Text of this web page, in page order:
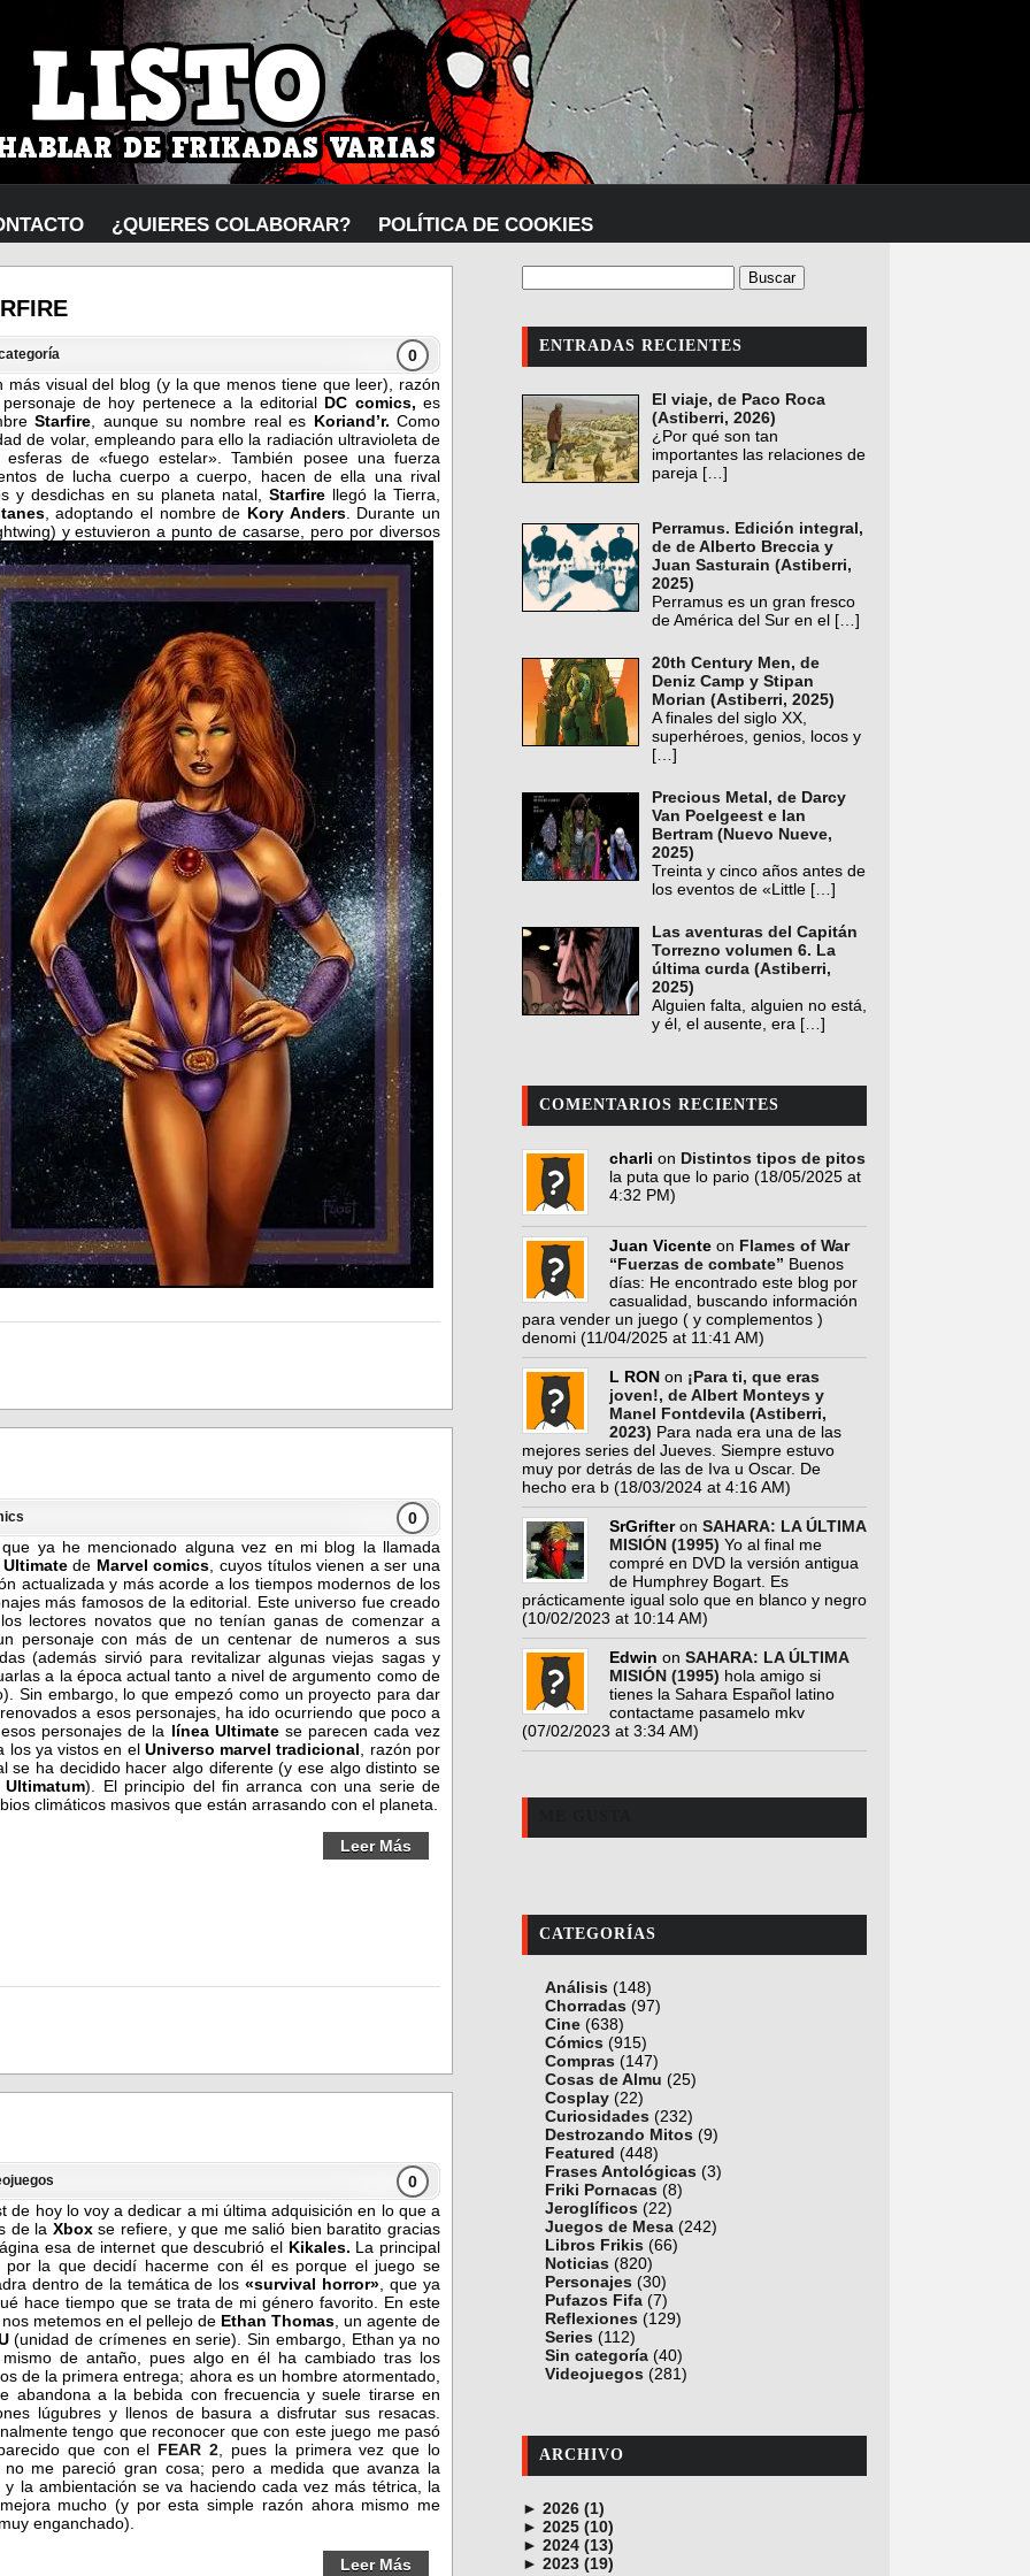
¿QUIERES COLABORAR? POLÍTICA DE COOKIES
0
visual del blog (y la que menos tiene que leer), razón
de hoy pertenece a la editorial DC comics,es
Starfire, aunque su nombre real es Koriand’r.Como
de volar, empleando para ello la radiación ultravioleta de
de «fuego estelar». También posee una fuerza
de lucha cuerpo a cuerpo, hacen de ella una rival
y desdichas en su planeta natal, Starfire llegó la Tierra,
, adoptando el nombre de Kory Anders. Durante un
y estuvieron a punto de casarse, pero por diversos
0
ya he mencionado alguna vez en mi blog la llamada
de Marvel comics , cuyos títulos vienen a ser una
actualizada y más acorde a los tiempos modernos de los
más famosos de la editorial. Este universo fue creado
lectores novatos que no tenían ganas de comenzar a
personaje con más de un centenar de numeros a sus
(además sirvió para revitalizar algunas viejas sagas y
a la época actual tanto a nivel de argumento como de
Sin embargo, lo que empezó como un proyecto para dar
a esos personajes, ha ido ocurriendo que poco a
personajes de la línea Ultimate se parecen cada vez
los ya vistos en el Universo marvel tradicional , razón por
se ha decidido hacer algo diferente (y ese algo distinto se
Ultimatum). El principio del fin arranca con una serie de
climáticos masivos que están arrasando con el planeta.
Leer Más
0
de hoy lo voy a dedicar a mi última adquisición en lo que a
de la Xboxse refiere, y que me salió bien baratito gracias
esa de internet que descubrió el Kikales. La principal
por la que decidí hacerme con él es porque el juego se
dentro de la temática de los«survival horror», que ya
hace tiempo que se trata de mi género favorito. En este
metemos en el pellejo de Ethan Thomas, un agente de
(unidad de crímenes en serie). Sin embargo, Ethan ya no
de antaño, pues algo en él ha cambiado tras los
de la primera entrega; ahora es un hombre atormentado,
abandona a la bebida con frecuencia y suele tirarse en
lúgubres y llenos de basura a disfrutar sus resacas.
tengo que reconocer que con este juego me pasó
que con el FEAR 2, pues la primera vez que lo
no me pareció gran cosa; pero a medida que avanza la
y la ambientación se va haciendo cada vez más tétrica, la
mucho (y por esta simple razón ahora mismo me
enganchado).
Leer Más
ENTRADAS RECIENTES
El viaje, de Paco Roca
(Astiberri, 2026)
¿Por qué son tan
importantes las relaciones de
pareja […]
Perramus. Edición integral,
de de Alberto Breccia y
Juan Sasturain (Astiberri,
2025)
Perramus es un gran fresco
de América del Sur en el […]
20th Century Men, de
Deniz Camp y Stipan
Morian (Astiberri, 2025)
A finales del siglo XX,
superhéroes, genios, locos y
[…]
Precious Metal, de Darcy
Van Poelgeest e Ian
Bertram (Nuevo Nueve,
2025)
Treinta y cinco años antes de
los eventos de «Little […]
Las aventuras del Capitán
Torrezno volumen 6. La
última curda (Astiberri,
2025)
Alguien falta, alguien no está,
y él, el ausente, era […]
COMENTARIOS RECIENTES
charli on Distintos tipos de pitos
la puta que lo pario (18/05/2025 at
4:32 PM)
Juan Vicente on Flames of War
“Fuerzas de combate” Buenos
días: He encontrado este blog por
casualidad, buscando información
para vender un juego ( y complementos )
denomi (11/04/2025 at 11:41 AM)
L RON on ¡Para ti, que eras
joven!, de Albert Monteys y
Manel Fontdevila (Astiberri,
2023) Para nada era una de las
mejores series del Jueves. Siempre estuvo
muy por detrás de las de Iva u Oscar. De
hecho era b (18/03/2024 at 4:16 AM)
SrGrifteron SAHARA: LA ÚLTIMA
MISIÓN (1995) Yo al final me
compré en DVD la versión antigua
de Humphrey Bogart. Es
prácticamente igual solo que en blanco y negro
(10/02/2023 at 10:14 AM)
Edwin on SAHARA: LA ÚLTIMA
MISIÓN (1995) hola amigo si
tienes la Sahara Español latino
contactame pasamelo mkv
(07/02/2023 at 3:34 AM)
CATEGORÍAS
Análisis (148)
Chorradas (97)
Cine (638)
Cómics (915)
Compras (147)
Cosas de Almu (25)
Cosplay (22)
Curiosidades (232)
Destrozando Mitos (9)
Featured (448)
Frases Antológicas (3)
Friki Pornacas (8)
Jeroglíficos (22)
Juegos de Mesa (242)
Libros Frikis (66)
Noticias (820)
Personajes (30)
Pufazos Fifa (7)
Reflexiones (129)
Series (112)
Sin categoría (40)
Videojuegos (281)
ARCHIVO
► 2026 (1)
junio (1)
► 2025 (10)
noviembre (1)
octubre (1)
► 2024 (13)
diciembre (4)
► 2023 (19)